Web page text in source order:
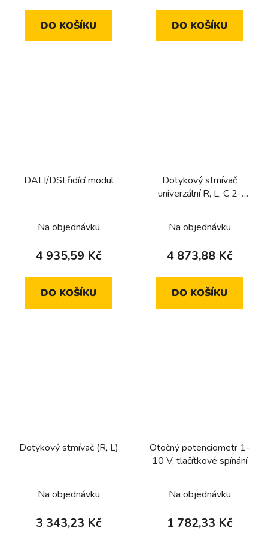
DO KOŠÍKU DO KOŠÍKU
DALI/DSI řidící modul
Na objednávku
4 935,59 Kč
DO KOŠÍKU
Dotykový stmívač
univerzální R, L, C 2-
Na objednávku
4 873,88 Kč
DO KOŠÍKU
Dotykový stmívač (R, L)
Na objednávku
3 343,23 Kč
Otočný potenciometr 1-
10 V, tlačítkové spínání
Na objednávku
1 782,33 Kč